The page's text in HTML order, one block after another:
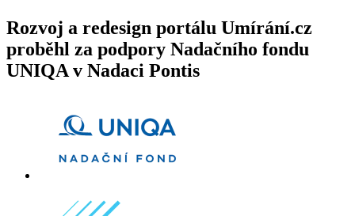
Rozvoj a redesign portálu Umírání.cz
proběhl za podpory Nadačního fondu
UNIQA v Nadaci Pontis